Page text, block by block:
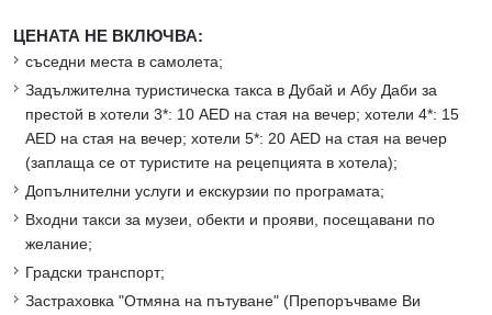
ЦЕНАТА НЕ ВКЛЮЧВА:
съседни места в самолета;
Задължителна туристическа такса в Дубай и Абу Даби за
престой в хотели 3*: 10 AED на стая на вечер; хотели 4*: 15
AED на стая на вечер; хотели 5*: 20 AED на стая на вечер
(заплаща се от туристите на рецепцията в хотела);
Допълнителни услуги и екскурзии по програмата;
Входни такси за музеи, обекти и прояви, посещавани по
желание;
Градски транспорт;
Застраховка "Отмяна на пътуване" (Препоръчваме Ви